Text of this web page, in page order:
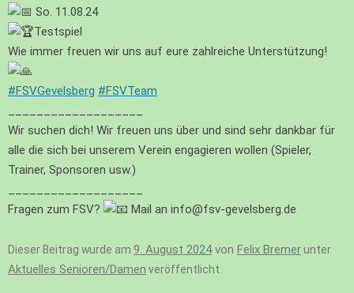
So. 11.08.24
Testspiel
Wie immer freuen wir uns auf eure zahlreiche Unterstützung!
#FSVGevelsberg #FSVTeam
Wir suchen dich! Wir freuen uns über und sind sehr dankbar für
alle die sich bei unserem Verein engagieren wollen (Spieler,
Trainer, Sponsoren usw.)
Fragen zum FSV?
Mail an info@fsv-gevelsberg.de
Dieser Beitrag wurde am 9. August 2024von Felix Bremerunter
Aktuelles Senioren/Damen veröffentlicht.